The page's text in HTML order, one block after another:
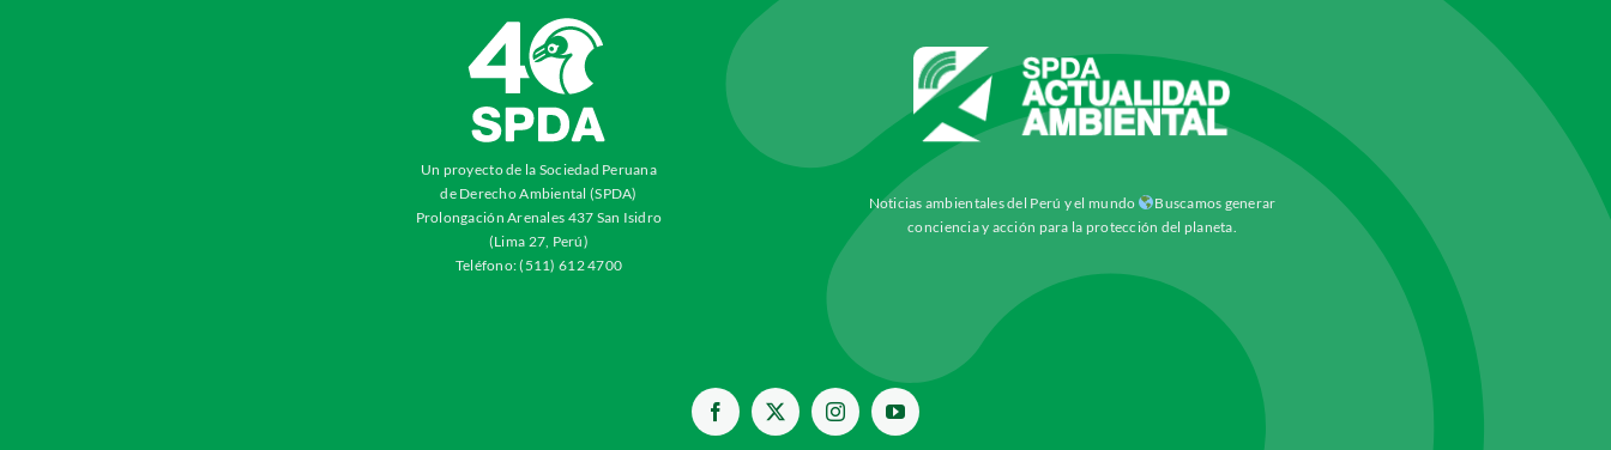
Un proyecto de la Sociedad Peruana
de Derecho Ambiental (SPDA)
Prolongación Arenales 437 San Isidro
(Lima 27, Perú)
Teléfono: (511) 612 4700
Noticias ambientales del Perú y el mundo
Buscamos generar
conciencia y acción para la protección del planeta.